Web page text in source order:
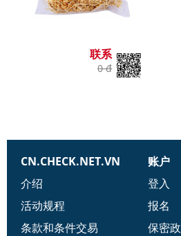
联系
0 đ
CN.CHECK.NET.VN
介绍
活动规程
条款和条件交易
账户
登入
报名
保密